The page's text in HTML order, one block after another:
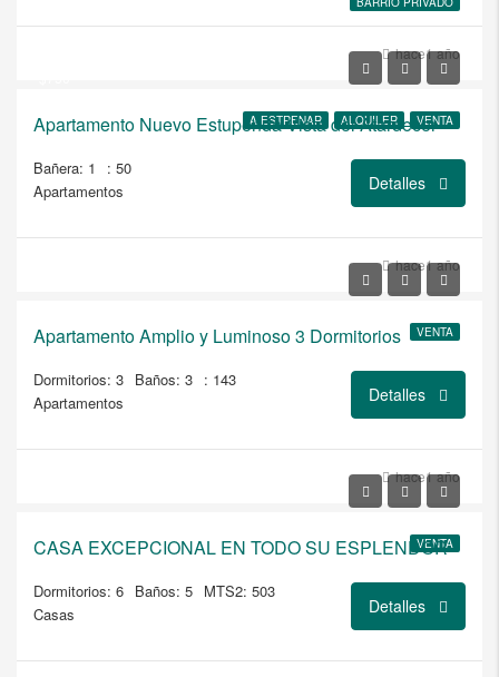
hace1 año
A ESTRENAR ALQUILER VENTA
Apartamento Nuevo Estupenda Vista del Atardecer
Bañera: 1
: 50
Apartamentos
Detalles
hace1 año
VENTA
Apartamento Amplio y Luminoso 3 Dormitorios
Dormitorios: 3 Baños: 3 : 143
Apartamentos
Detalles
hace1 año
VENTA
CASA EXCEPCIONAL EN TODO SU ESPLENDOR
Dormitorios: 6 Baños: 5 MTS2: 503
Casas
Detalles